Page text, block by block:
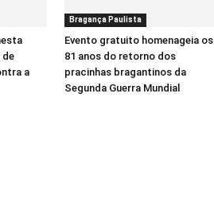
de
a
Bragança Paulista
Evento gratuito homenageia os
81 anos do retorno dos
pracinhas bragantinos da
Segunda Guerra Mundial